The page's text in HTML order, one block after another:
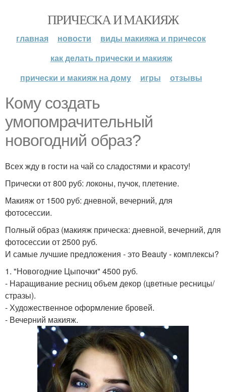
ПРИЧЕСКА И МАКИЯЖ
главная новости
виды макияжа и причесок
как делать прически и макияж
прически и макияж на дому
игры отзывы
Кому создать
умопомрачительный
новогодний образ?
Всех жду в гости на чай со сладостями и красоту!
Прически от 800 руб: локоны, пучок, плетение.
Макияж от 1500 руб: дневной, вечерний, для
фотосессии.
Полный образ (макияж прическа: дневной, вечерний, для
фотосессии от 2500 руб.
И самые лучшие предложения - это Beauty - комплексы?
1. "Новогодние Цыпочки" 4500 руб.
- Наращивание ресниц объем декор (цветные ресницы/
стразы).
- Художественное оформление бровей.
- Вечерний макияж.